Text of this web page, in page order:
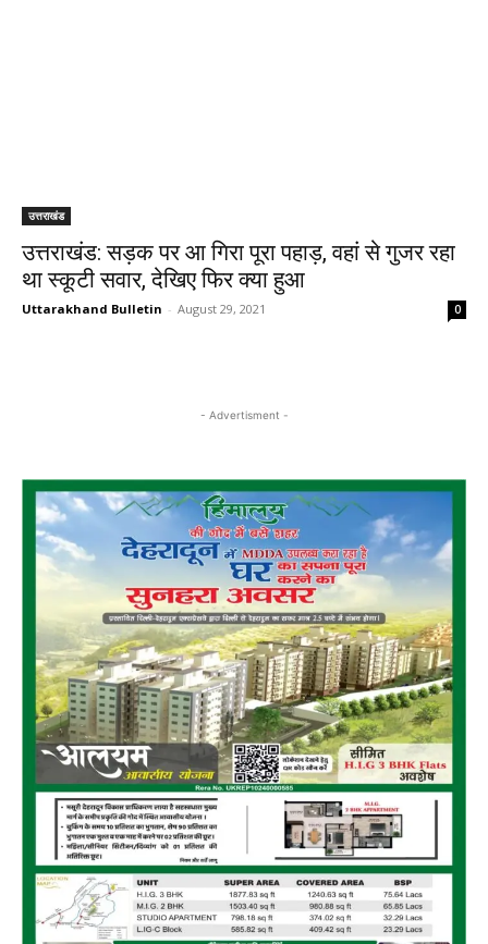
उत्तराखंड
उत्तराखंड: सड़क पर आ गिरा पूरा पहाड़, वहां से गुजर रहा
था स्कूटी सवार, देखिए फिर क्या हुआ
Uttarakhand Bulletin - August 29, 2021 0
- Advertisment -